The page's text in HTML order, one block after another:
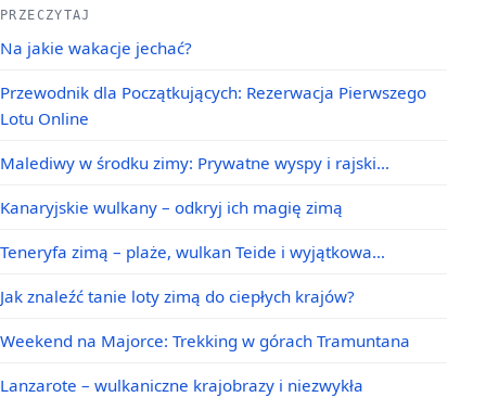
PRZECZYTAJ
Na jakie wakacje jechać?
Przewodnik dla Początkujących: Rezerwacja Pierwszego
Lotu Online
Malediwy w środku zimy: Prywatne wyspy i rajski…
Kanaryjskie wulkany – odkryj ich magię zimą
Teneryfa zimą – plaże, wulkan Teide i wyjątkowa…
Jak znaleźć tanie loty zimą do ciepłych krajów?
Weekend na Majorce: Trekking w górach Tramuntana
Lanzarote – wulkaniczne krajobrazy i niezwykła